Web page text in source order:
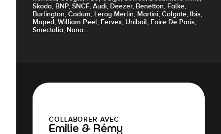
Skoda, BNP, SNCF, Audi, Deezer, Benetton, Falke,
Burlington, Cadum, Leroy Merlin, Martini, Colgate, Ibis,
Maped, William Peel, Fervex, Unibail, Foire De Paris,
Smectalia, Nana...
COLLABORER AVEC
Emilie & Rémy